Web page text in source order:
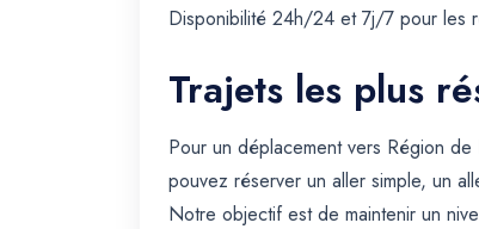
Disponibilité 24h/24 et 7j/7 pour les
Trajets les plus
Pour un déplacement vers Région
pouvez réserver un aller simple, un
Notre objectif est de maintenir un